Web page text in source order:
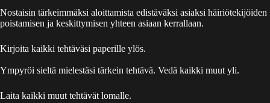
Nostaisin tärkeimmäksi aloittamista edistäväksi asiaksi häiriötekijöiden
poistamisen ja keskittymisen yhteen asiaan kerrallaan.
Kirjoita kaikki tehtäväsi paperille ylös.
Ympyröi sieltä mielestäsi tärkein tehtävä. Vedä kaikki muut yli.
Laita kaikki muut tehtävät lomalle.